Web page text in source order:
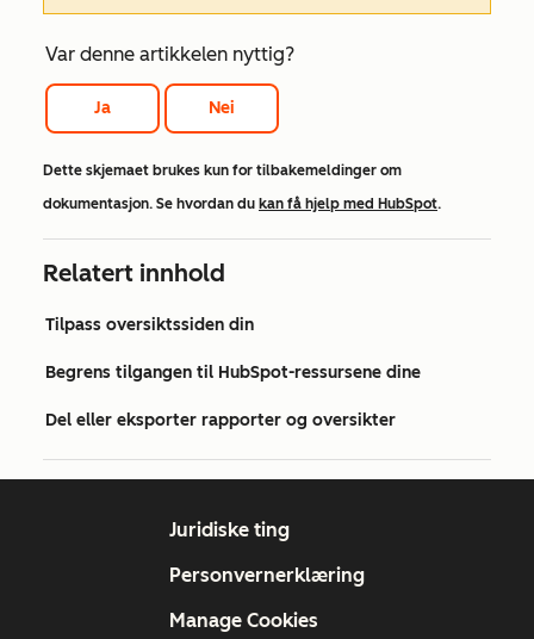
Var denne artikkelen nyttig?
Ja Nei
Dette skjemaet brukes kun for tilbakemeldinger om
dokumentasjon. Se hvordan du kan få hjelp med HubSpot.
Relatert innhold
Tilpass oversiktssiden din
Begrens tilgangen til HubSpot-ressursene dine
Del eller eksporter rapporter og oversikter
Juridiske ting
Personvernerklæring
Manage Cookies